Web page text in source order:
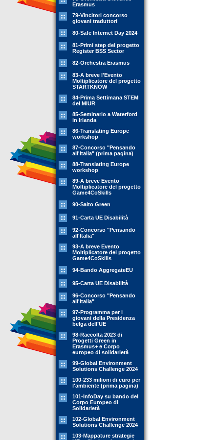
Erasmus
79-Vincitori concorso
giovani traduttori
80-Safe Internet Day 2024
81-Primi step del progetto
Register BSS Sector
82-Orchestra Erasmus
83-A breve l'Evento
Moltiplicatore del progetto
STARTKNOW
84-Prima Settimana STEM
del MIUR
85-Seminario a Waterford
in Irlanda
86-Translating Europe
workshop
87-Concorso "Pensando
all'Italia" (prima pagina)
88-Translating Europe
workshop
89-A breve Evento
Moltiplicatore del progetto
Game4CoSkills
90-Salto Green
91-Carta UE Disabilità
92-Concorso "Pensando
all'Italia"
93-A breve Evento
Moltiplicatore del progetto
Game4CoSkills
94-Bando AggregateEU
95-Carta UE Disabilità
96-Concorso "Pensando
all'Italia"
97-Programma per i
giovani della Presidenza
belga dell’UE
98-Raccolta 2023 di
Progetti Green in
Erasmus+ e Corpo
europeo di solidarietà
99-Global Environment
Solutions Challenge 2024
100-233 milioni di euro per
l'ambiente (prima pagina)
101-InfoDay su bando del
Corpo Europeo di
Solidarietà
102-Global Environment
Solutions Challenge 2024
103-Mappature strategie